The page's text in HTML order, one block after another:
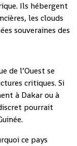
Ils hébergent
les clouds
souveraines des
de l’Ouest se
critiques. Si
à Dakar ou à
pourrait
ce pays